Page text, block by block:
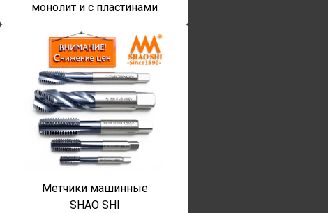
монолит и с пластинами
Метчики машинные
SHAO SHI